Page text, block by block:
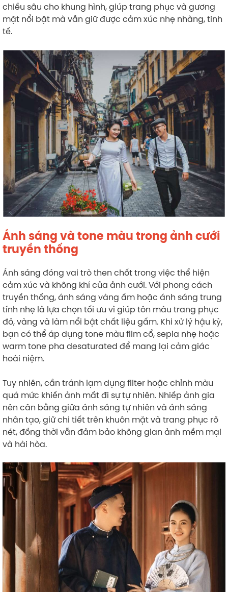
chiều sâu cho khung hình, giúp trang phục và gương
mặt nổi bật mà vẫn giữ được cảm xúc nhẹ nhàng, tinh
tế.
Ánh sáng và tone màu trong ảnh cưới
truyền thống
Ánh sáng đóng vai trò then chốt trong việc thể hiện
cảm xúc và không khí của ảnh cưới. Với phong cách
truyền thống, ánh sáng vàng ấm hoặc ánh sáng trung
tính nhẹ là lựa chọn tối ưu vì giúp tôn màu trang phục
đỏ, vàng và làm nổi bật chất liệu gấm. Khi xử lý hậu kỳ,
bạn có thể áp dụng tone màu film cổ, sepia nhẹ hoặc
warm tone pha desaturated để mang lại cảm giác
hoài niệm.
Tuy nhiên, cần tránh lạm dụng filter hoặc chỉnh màu
quá mức khiến ảnh mất đi sự tự nhiên. Nhiếp ảnh gia
nên cân bằng giữa ánh sáng tự nhiên và ánh sáng
nhân tạo, giữ chi tiết trên khuôn mặt và trang phục rõ
nét, đồng thời vẫn đảm bảo không gian ảnh mềm mại
và hài hòa.